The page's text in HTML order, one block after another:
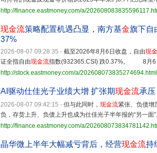
http://finance.eastmoney.com/a/
现金流策略配置机遇凸显，南方基金旗下自
37%
2026-08-07 09:28:35 - 截至2026年8月6日收盘，自由现
证全指自由现金流指数(932365.CSI) 跌0.37%。 8月6
http://stock.eastmoney.com/a/202608073835274694.html
AI驱动仕佳光子业绩大增 扩张期现金流承压
2026-08-07 09:42:15 - 但与此同时， 现金流紧张、负债增
负，存货上升、负债上升也成为仕佳光子半年报的“另一面
http://finance.eastmoney.com/a/
晶华微上半年大幅减亏背后，经营现金流持